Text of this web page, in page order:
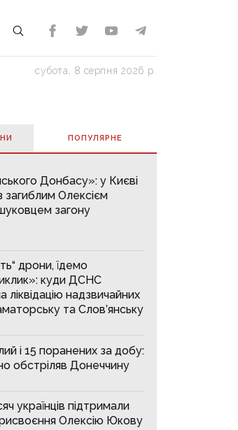
субота, 8 серпня 2026 р.
ПОПУЛЯРНE
Донбасу»: у Києві
загиблим Олексієм
загону
дрони, їдемо
куди ДСНС
ліквідацію надзвичайних
та Слов’янську
і 15 поранених за добу:
обстріляв Донеччину
українців підтримали
Олексію Юкову